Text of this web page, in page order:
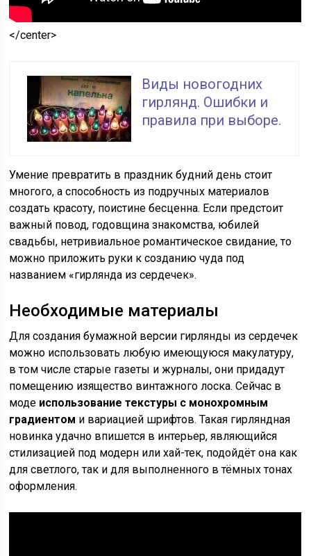
</center>
Виды новогодних
гирлянд. Ошибки и
правила при выборе.
Умение превратить в праздник будний день стоит
многого, а способность из подручных материалов
создать красоту, поистине бесценна. Если предстоит
важный повод, годовщина знакомства, юбилей
свадьбы, нетривиальное романтическое свидание, то
можно приложить руки к созданию чуда под
названием «гирлянда из сердечек».
Необходимые материалы
Для создания бумажной версии гирлянды из сердечек
можно использовать любую имеющуюся макулатуру,
в том числе старые газеты и журналы, они придадут
помещению изящество винтажного лоска. Сейчас в
моде использование текстуры с монохромным
градиентом и вариацией шрифтов. Такая гирляндная
новинка удачно впишется в интерьер, являющийся
стилизацией под модерн или хай-тек, подойдёт она как
для светлого, так и для выполненного в тёмных тонах
оформления.